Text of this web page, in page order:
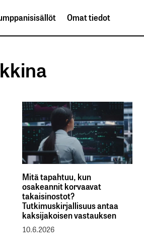
Omat tiedot
Mitä tapahtuu, kun
osakeannit korvaavat
takaisinostot?
Tutkimuskirjallisuus antaa
kaksijakoisen vastauksen
10.6.2026